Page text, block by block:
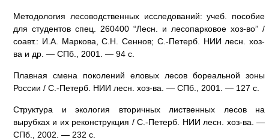
Методология лесоводственных исследований: учеб. пособие
для студентов спец. 260400 “Лесн. и лесопарковое хоз-во” /
соавт.: И.А. Маркова, С.Н. Сеннов; С.-Петерб. НИИ лесн. хоз-
ва и др. — СПб., 2001. — 94 с.
Плавная смена поколений еловых лесов бореальной зоны
России / С.-Петерб. НИИ лесн. хоз-ва. — СПб., 2001. — 127 с.
Структура и экология вторичных лиственных лесов на
вырубках и их реконструкция / С.-Петерб. НИИ лесн. хоз-ва. —
СПб., 2002. — 232 с.